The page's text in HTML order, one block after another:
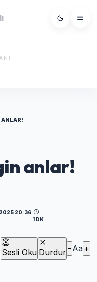
ANLAR!
anlar!
2025 20:36
1 DK
Sesli Oku Durdur - Aa+